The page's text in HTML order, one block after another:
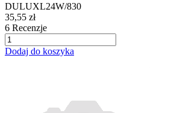
DULUXL24W/830
35,55 zł
6 Recenzje
Dodaj do koszyka